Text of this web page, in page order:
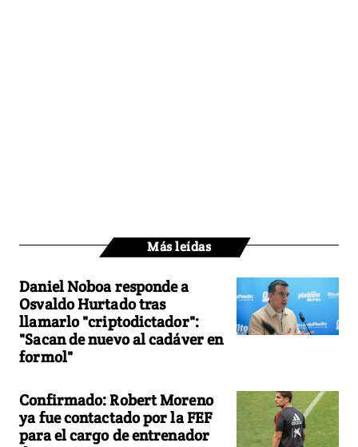
Más leídas
Daniel Noboa responde a
Osvaldo Hurtado tras
llamarlo "criptodictador":
"Sacan de nuevo al cadáver en
formol"
Confirmado: Robert Moreno
ya fue contactado por la FEF
para el cargo de entrenador